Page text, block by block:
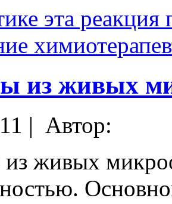
эта реакция
из живых
| Автор:
живых